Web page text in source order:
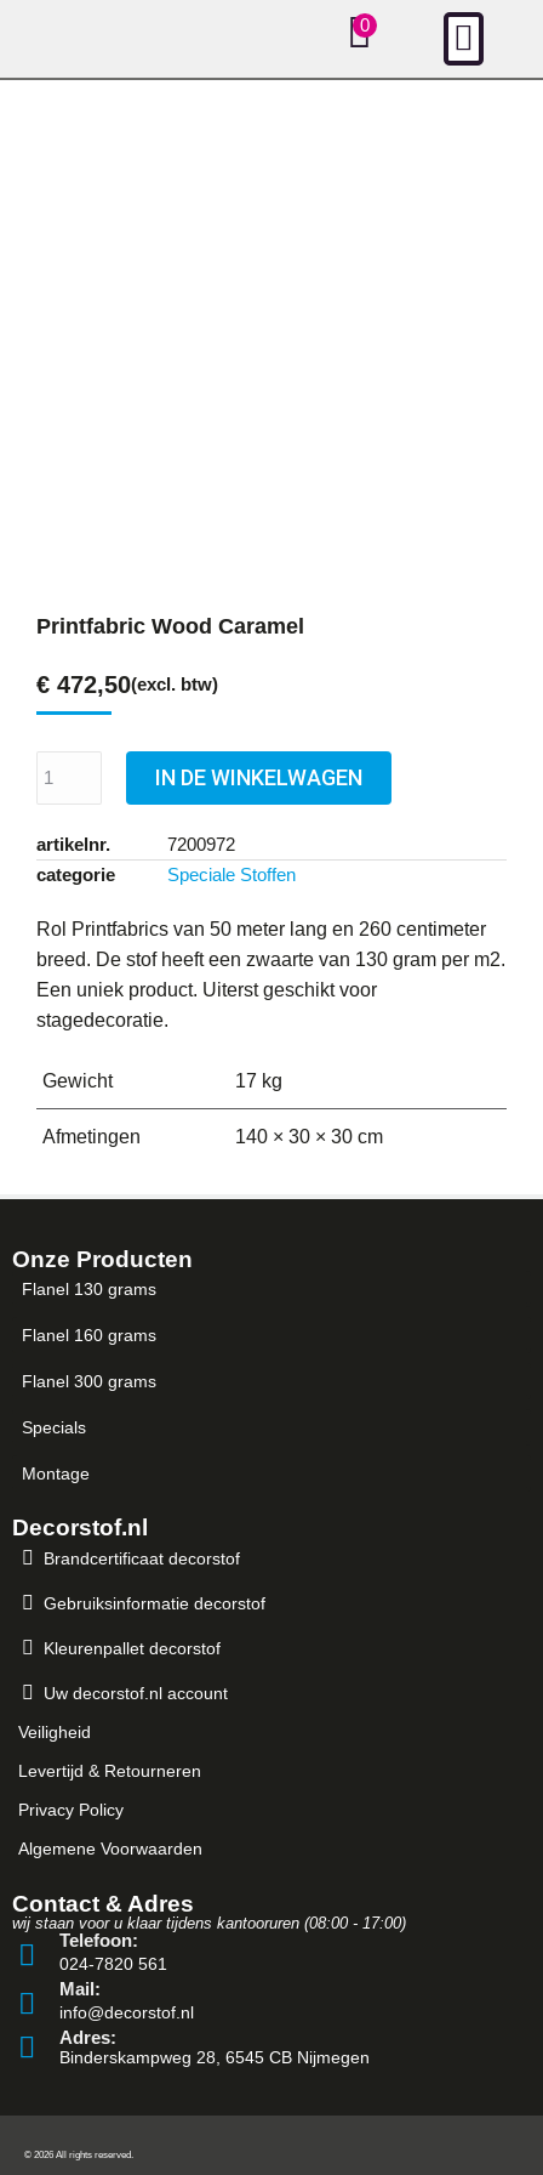
Printfabric Wood Caramel
€ 472,50(excl. btw)
IN DE WINKELWAGEN
artikelnr.
7200972
categorie
Speciale Stoffen
Rol Printfabrics van 50 meter lang en 260 centimeter
breed. De stof heeft een zwaarte van 130 gram per m2.
Een uniek product. Uiterst geschikt voor
stagedecoratie.
Gewicht 17 kg
Afmetingen 140 × 30 × 30 cm
Onze Producten
Flanel 130 grams
Flanel 160 grams
Flanel 300 grams
Specials
Montage
Decorstof.nl
Brandcertificaat decorstof
Gebruiksinformatie decorstof
Kleurenpallet decorstof
Uw decorstof.nl account
Veiligheid
Levertijd & Retourneren
Privacy Policy
Algemene Voorwaarden
Contact & Adres
wij staan voor u klaar tijdens kantooruren (08:00 - 17:00)
Telefoon:
024-7820 561
Mail:
info@decorstof.nl
Adres:
Binderskampweg 28, 6545 CB Nijmegen
© 2026 All rights reserved.